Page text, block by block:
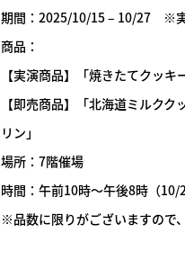
期間：2025/10/15 – 10/27 ※
商品：
【実演商品】「焼きたてクッキ
【即売商品】「北海道ミルク
リン」
場所：7階催場
時間：午前10時～午後8時（
※品数に限りがございますので